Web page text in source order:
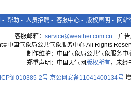
- 帮助 - 人员招聘 - 客服中心 - 版权声明 - 网站
客服邮箱： service@weather.com.cn 广告
中国气象局公共气象服务中心 All Rights
制作维护：中国气象局公共气象服务中
郑重声明：中国天气网版权所有，未经
证010385-2号 京公网安备11041400134号增